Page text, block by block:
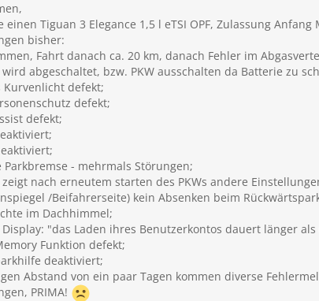
einen Tiguan 3 Elegance 1,5 l eTSI OPF, Zulassung Anfang
bisher:
Fahrt danach ca. 20 km, danach Fehler im
abgeschaltet, bzw. PKW ausschalten da Batterie zu
Kurvenlicht defekt;
defekt;
defekt;
Parkbremse - mehrmals Störungen;
nach erneutem starten des PKWs andere
/Beifahrerseite) kein Absenken beim
im Dachhimmel;
"das Laden ihres Benutzerkontos dauert länger
Funktion defekt;
deaktiviert;
Abstand von ein paar Tagen kommen diverse
PRIMA!